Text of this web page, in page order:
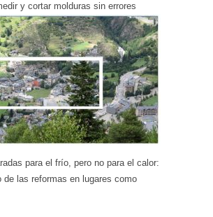
y cortar molduras sin errores
para el frío, pero no para el calor:
de las reformas en lugares como